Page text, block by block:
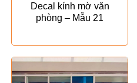
Decal kính mờ văn
phòng – Mẫu 21